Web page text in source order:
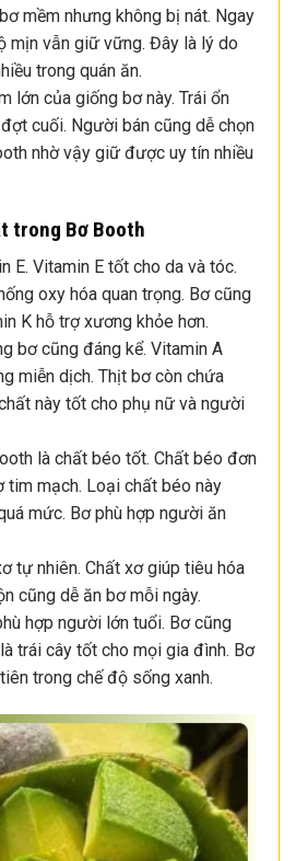
mềm nhưng không bị nát. Ngay
mịn vẫn giữ vững. Đây là lý do
trong quán ăn.
lớn của giống bơ này. Trái ổn
cuối. Người bán cũng dễ chọn
nhờ vậy giữ được uy tín nhiều
trong Bơ Booth
E. Vitamin E tốt cho da và tóc.
oxy hóa quan trọng. Bơ cũng
K hỗ trợ xương khỏe hơn.
bơ cũng đáng kể. Vitamin A
miễn dịch. Thịt bơ còn chứa
này tốt cho phụ nữ và người
là chất béo tốt. Chất béo đơn
tim mạch. Loại chất béo này
mức. Bơ phù hợp người ăn
tự nhiên. Chất xơ giúp tiêu hóa
cũng dễ ăn bơ mỗi ngày.
hợp người lớn tuổi. Bơ cũng
trái cây tốt cho mọi gia đình. Bơ
trong chế độ sống xanh.